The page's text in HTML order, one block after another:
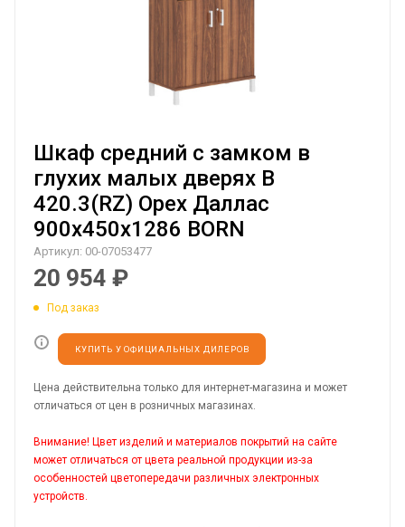
Шкаф средний с замком в
глухих малых дверях B
420.3(RZ) Орех Даллас
900х450х1286 BORN
Артикул: 00-07053477
20 954 ₽
Под заказ
КУПИТЬ У ОФИЦИАЛЬНЫХ ДИЛЕРОВ
Цена действительна только для интернет-магазина и может
отличаться от цен в розничных магазинах.
Внимание! Цвет изделий и материалов покрытий на сайте
может отличаться от цвета реальной продукции из-за
особенностей цветопередачи различных электронных
устройств.